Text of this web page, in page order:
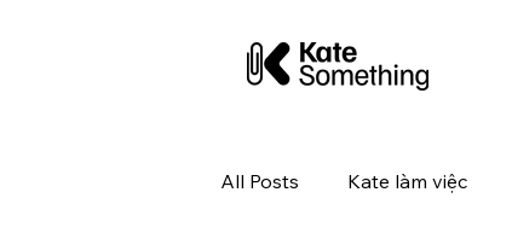
All Posts Kate làm việc